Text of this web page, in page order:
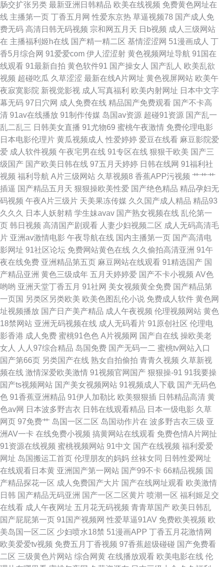
黑料福利导航 中文丰满人妻 另类欧美激情 综合一页麻豆片 海角天涯人与兽
三极午夜影院 wwwav网址 人人操人人 福利视频网址导航 91白虎 青青草好
吊色 不卡无码日韩 伊人免费大香蕉 国产精品免费熟女 五月天变态另类 97福
利网 国产视频福利导航 波多野结衣一本道 欧美人00yy 影音先锋亚洲色图 91
免费性爱色情 国产片91 伊人综合另类 国产操屄 午夜福利91av 超碰人人超
碰A 日韩熟女视屏
肠交扩张另类 最新亚洲日韩精品 欧美在线视频 免费黄色网址在
线 主播第一页 丁香五月网 性爱东京热 草逼视频78 国产成人免
费无码 高清日韩无码视频 宗和网五月天 日b视频 成人三级网站
在 主播福利姬h在线 国产精一精二区 基情涩涩网 51漫画成人 丁
香5月综合网 91爱爱com 伊人涩涩射 黄色视频网址导航 91国在
线观看 91最新自拍 黄色软件91 国产操女人 国产乱人 欧美乱欲
视频 超碰吃瓜 久草涩涩 最新在线A片网址 黄色视屏网站 欧美午
夜寂寞影院 新视觉影视 成人写真福利 欧美内射网址 日本中文字
幕无码 97日穴网 成人免费在线 精品国产免费观看 国产不卡高
清 91av在线播放 91制作传媒 岛国av资源 超碰91资源 国产乱一
乱二乱三 日韩美女直播 91尤物69 蜜桃午夜激情 免费伦理电影
日本电影伦理片 黄瓜视频成人 性爱婷婷 爱豆在线看 麻豆影院爱
爱 成人软件视频 午夜宅男在线 91专区在线 狠狠干欧美 国产三
级国产 国产欧美日韩在线 97五月天婷婷 日韩在线网 91福利社
视频 福利导航 A片三级网站 久草视频8 香蕉APP污视频 艹艹艹
插逼 国产精品五月天 狠狠操欧美性爱 国产绝色精品 精品孕妇无
码视频 午夜A片三级片 天美果冻传媒 久久国产成人精品 精品93
久久久
日本人妖射精 学生妹avav 国产熟女视频在线 乱伦第一
页 韩日视频 高清国产剧观看 人妻少妇视频二区 成人无码高清毛
片 亚洲av激情电影 午夜导航在线 国内主播第一页 国产高清电
影网址 91社区论坛 免费网站黄色在线 久久偷拍高清亚洲 91午
夜在线免费 亚洲精品第五页 麻豆网站在线观看 91精选国产 国
产精品亚洲 黄色三级成年 五月天婷婷爱 国产不卡小视频 AV色
哟哟 亚洲天堂丁香五月 91社网 美女视频黄全免费 国产精品第
一页国 另类区另类欧美 欧美色图乱伦小说 免费成人软件 黄色网
址视频播放 国产日产美产精品 成人午夜视频 伦理视频网站 黄色
18禁网站 亚洲无码视频在线 成人无码看片 91原创社区 伦理电
影香港 成人免费 蜜桃91色色 A片视频网 国产自在线 操欧美老
女人
人人97综合精品 岛国免费 国产无码一二 蜜桃tv网站入口
国产第66页 另类国产在线 熟女自拍偷拍 青青久视频 久草新视
频在线 激情深爱欧美激情 91视频官网国产 狠狠操-91 91我要操
国产ts视频网站 国产美女视频网站 91视频成人下载 国产无码色
色 91香蕉亚洲精品 91伊人加勒比 欧美狠狠插 日韩精品高清 黄
色av网 日本波多野吉衣 日韩在线观看精品 日本一级电影 久草
网页 97免费艹 岛国一区二区 岛国动作片在 波多野吉衣三级 亚
洲AV一卡 在线免费小视频 搞黄网站在线观看 免费色情A片网扯
91资源在线视频 蜜桃视频网站 91中文 国产在线视频 福利爱爱
网址 岛国搬运工首页 伦理朋友的妈妈 丝袜女同 日韩性爱网址
在线观看日本黄 亚洲国产第一网站 国产99不卡 66精品视频 国
产精品探花一区 成人免费国产大片 国产在线网址观看 欧美激情
日韩 国产精品无码亚洲 国产一区二区黄片 喷潮一区 福利姬足交
在线看 成人午夜网址 五月花无码视频 青青草国产 欧美日韩乱
国产屁屁第一页 91国产视频网 性爱草逼91AV 免费欧美视频 欧
美岛国一区二区 少妇喷水18禁 51漫画APP 丁香五月花激情网
欧美爱爱tv视频 免费五月丁香视频 97香蕉超级碰碰 国产免费看
二区 三级黄色片网站 综合网黄 在线播放观看 欧美电影在线 伦